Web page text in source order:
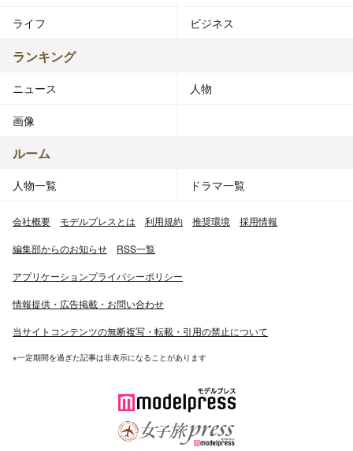
ライフ ビジネス
ランキング
ニュース 人物
画像
ルーム
人物一覧 ドラマ一覧
会社概要 モデルプレスとは 利用規約 推奨環境 採用情報
編集部からのお知らせ RSS一覧
アプリケーションプライバシーポリシー
情報提供・広告掲載・お問い合わせ
当サイトコンテンツの無断複写・転載・引用の禁止について
※一定期間を過ぎた記事は非表示になることがあります